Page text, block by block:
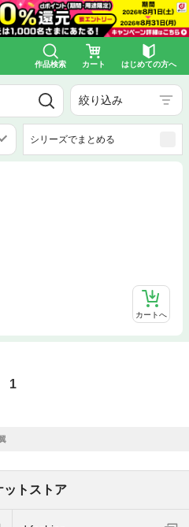
作品検索 カート はじめての方へ
絞り込み
シリーズでまとめる
カートへ
1
ットストア